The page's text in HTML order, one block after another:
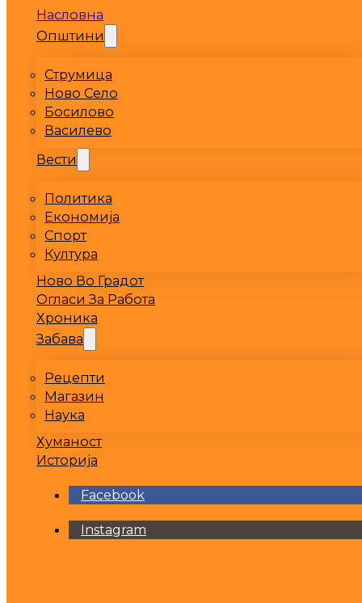
Насловна
Општини
Струмица
Ново Село
Босилово
Василево
Вести
Политика
Економија
Спорт
Култура
Ново Во Градот
Огласи За Работа
Хроника
Забава
Рецепти
Магазин
Наука
Хуманост
Историја
Facebook
Instagram